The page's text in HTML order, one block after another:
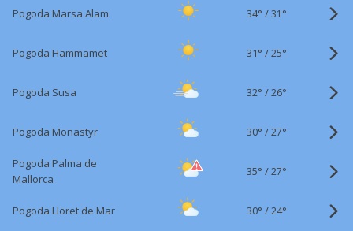
Pogoda Marsa Alam 34° /31°
Pogoda Hammamet 31° /25°
Pogoda Susa 32° /26°
Pogoda Monastyr 30° /27°
Pogoda Palma de
Mallorca
35° /27°
Pogoda Lloret de Mar 30° /24°